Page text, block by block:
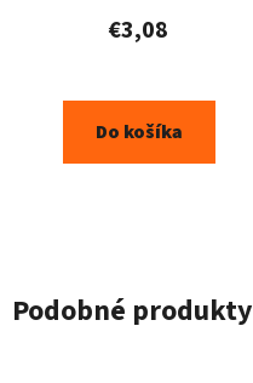
€3,08
Do košíka
Podobné produkty